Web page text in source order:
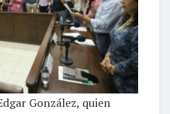
González, quien